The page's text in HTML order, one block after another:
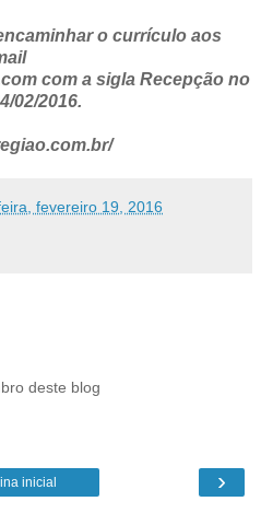
o currículo aos
com a sigla Recepção no
02/2016.
fevereiro 19, 2016
deste blog
›
inicial